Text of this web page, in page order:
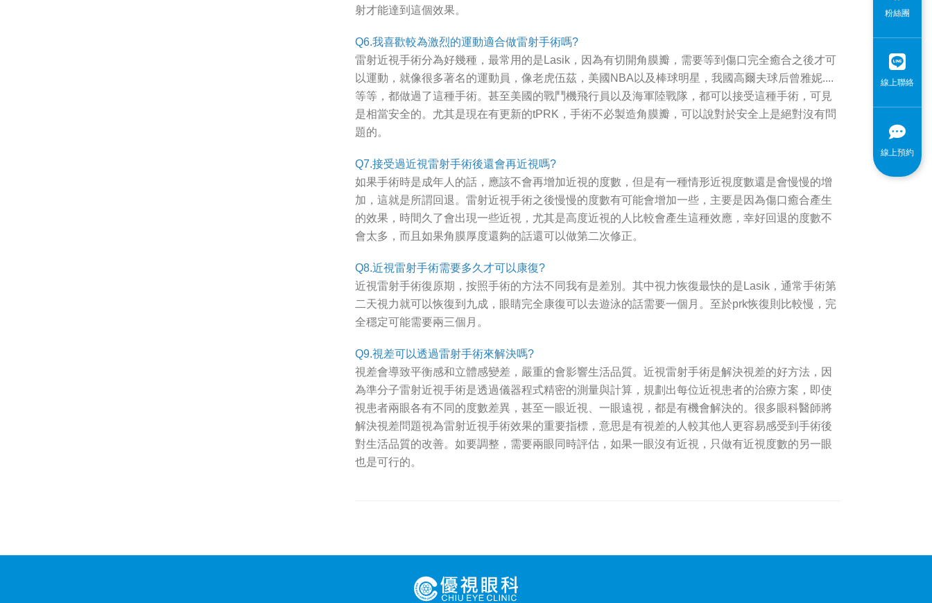
粉絲團
線上聯絡
線上預約
射才能達到這個效果。
Q6.我喜歡較為激烈的運動適合做雷射手術嗎?
雷射近視手術分為好幾種，最常用的是Lasik，因為有切開角膜瓣，需要等到傷口完全癒合之後才可
以運動，就像很多著名的運動員，像老虎伍茲，美國NBA以及棒球明星，我國高爾夫球后曾雅妮....
等等，都做過了這種手術。甚至美國的戰鬥機飛行員以及海軍陸戰隊，都可以接受這種手術，可見
是相當安全的。尤其是現在有更新的tPRK，手術不必製造角膜瓣，可以說對於安全上是絕對沒有問
題的。
Q7.接受過近視雷射手術後還會再近視嗎?
如果手術時是成年人的話，應該不會再增加近視的度數，但是有一種情形近視度數還是會慢慢的增
加，這就是所謂回退。雷射近視手術之後慢慢的度數有可能會增加一些，主要是因為傷口癒合產生
的效果，時間久了會出現一些近視，尤其是高度近視的人比較會產生這種效應，幸好回退的度數不
會太多，而且如果角膜厚度還夠的話還可以做第二次修正。
Q8.近視雷射手術需要多久才可以康復?
近視雷射手術復原期，按照手術的方法不同我有是差別。其中視力恢復最快的是Lasik，通常手術第
二天視力就可以恢復到九成，眼睛完全康復可以去遊泳的話需要一個月。至於prk恢復則比較慢，完
全穩定可能需要兩三個月。
Q9.視差可以透過雷射手術來解決嗎?
視差會導致平衡感和立體感變差，嚴重的會影響生活品質。近視雷射手術是解決視差的好方法，因
為準分子雷射近視手術是透過儀器程式精密的測量與計算，規劃出每位近視患者的治療方案，即使
視患者兩眼各有不同的度數差異，甚至一眼近視、一眼遠視，都是有機會解決的。很多眼科醫師將
解決視差問題視為雷射近視手術效果的重要指標，意思是有視差的人較其他人更容易感受到手術後
對生活品質的改善。如要調整，需要兩眼同時評估，如果一眼沒有近視，只做有近視度數的另一眼
也是可行的。